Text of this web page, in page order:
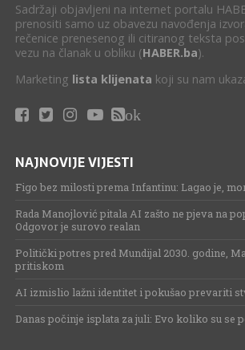
Sadržaji objavljeni na internet portalu
prenositi samo uz obavezu navođenja
rečenice prenesenog ili citiranog teksta
vezu na članak u obliku (HABER.ba).
Marketing lista klijenata koji su nam
ok
NAJNOVIJE VIJESTI
Figo bez milosti prema Infantinu: Lagao je,
Rada Manojlović pitala AI zašto ne pjeva na
Odgovor je surovo realan
Politički potres pred Mundijal 2030. godine,
pritiskom
AI izmislio lažni identitet i pokušao prevariti
Danas počinje isplata za juli: Evo koliko su se